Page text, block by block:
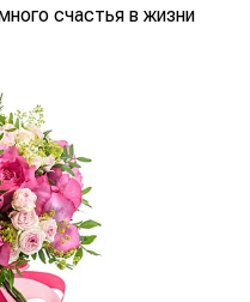
счастья в жизни